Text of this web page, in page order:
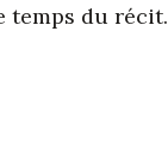
temps du récit.